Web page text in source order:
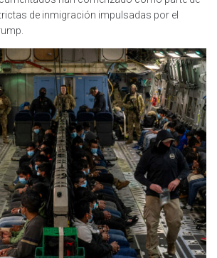
de inmigración impulsadas por el